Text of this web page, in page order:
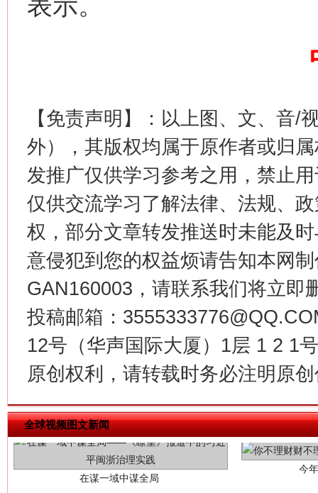
【免责声明】：以上图、文、音/
外），其版权均属于原作者或归
发推广仅供学习参考之用，禁止
仅供交流学习了解法律、法规、
权，部分文章转发推送时未能及
意侵犯到您的权益烦请告知本网
GAN160003，请联系我们将立即
投稿邮箱：
12号（华声国际大厦）1层 1 2 1
原创权利，请转载时务必注明原
全球视频图文新闻
网上购药对药下症？
今